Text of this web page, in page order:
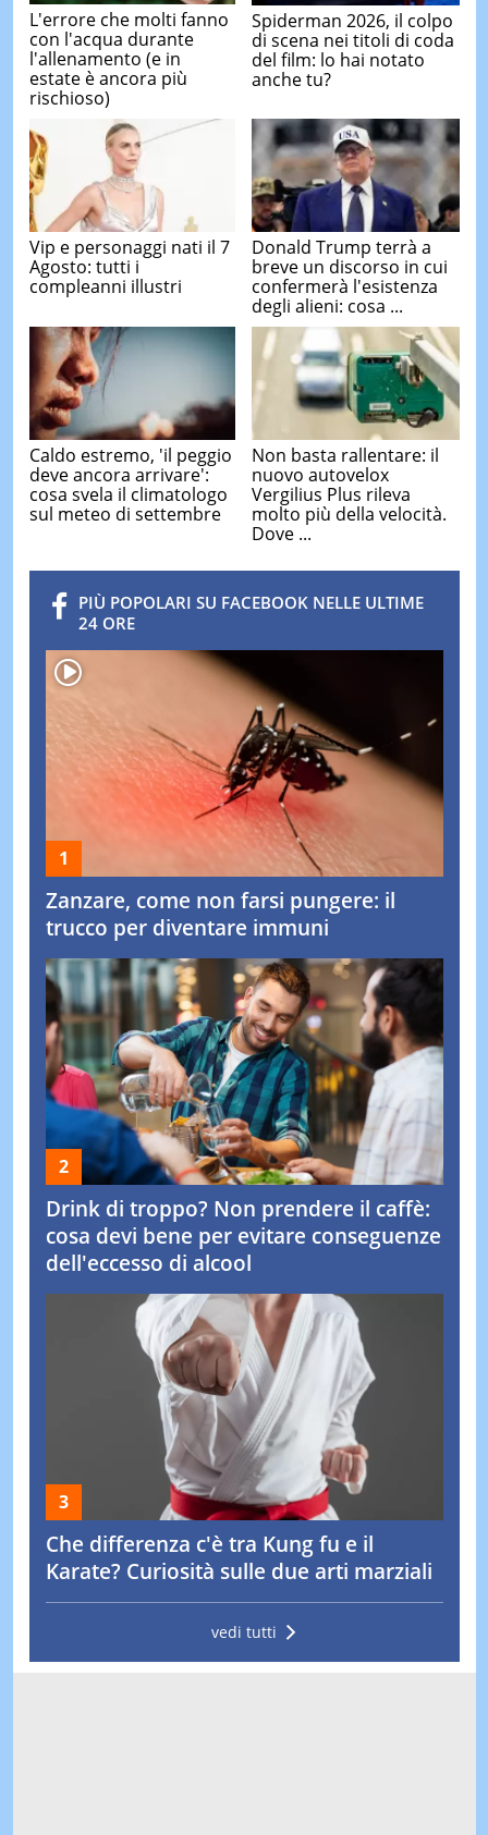
L'errore che molti fanno
con l'acqua durante
l'allenamento (e in
estate è ancora più
rischioso)
Spiderman 2026, il colpo
di scena nei titoli di coda
del film: lo hai notato
anche tu?
Vip e personaggi nati il 7
Agosto: tutti i
compleanni illustri
Donald Trump terrà a
breve un discorso in cui
confermerà l'esistenza
degli alieni: cosa ...
Caldo estremo, 'il peggio
deve ancora arrivare':
cosa svela il climatologo
sul meteo di settembre
Non basta rallentare: il
nuovo autovelox
Vergilius Plus rileva
molto più della velocità.
Dove ...
PIÙ POPOLARI SU FACEBOOK NELLE ULTIME
24 ORE
Zanzare, come non farsi pungere: il
trucco per diventare immuni
Drink di troppo? Non prendere il caffè:
cosa devi bene per evitare conseguenze
dell'eccesso di alcool
Che differenza c'è tra Kung fu e il
Karate? Curiosità sulle due arti marziali
vedi tutti